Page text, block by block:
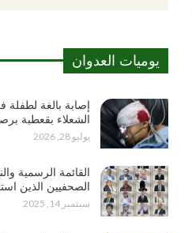
يوميات العدوان
إصابة بالغة
الشعلاء بقعطبة
يوليو 28, 2026
القائمة الرسمية
الصحفيين الذين
سبتمبر 14, 2025